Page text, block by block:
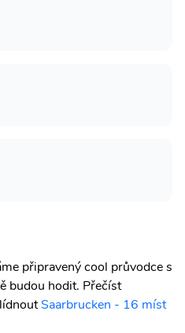
připravený cool průvodce s
budou hodit. Přečíst
Saarbrucken - 16 míst